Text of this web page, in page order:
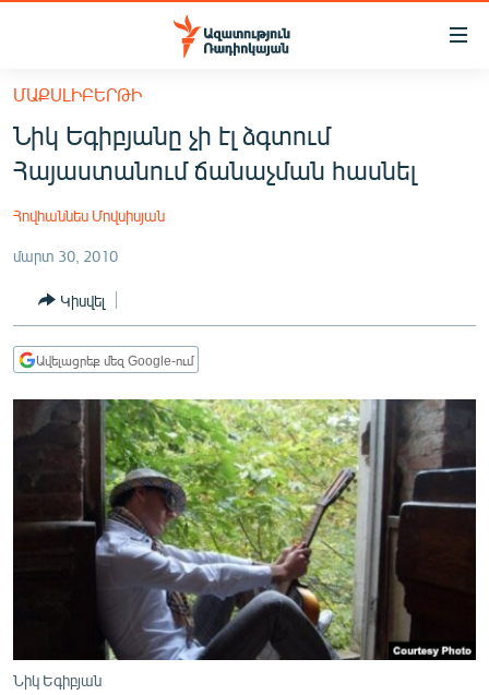
Մատչելիության
հիմնական
բովանդակությանը
Անցնել
հիմնական
մենյուին
ՀԱՅԱՍՏԱՆ
ՔԱՂԱՔԱԿԱՆ
ԸՆՏՐՈՒԹՅՈՒՆՆԵՐ 2026
ԻՐԱՎՈՒՆՔ
ՀԱՍԱՐԱԿՈՒԹՅՈՒՆ
ՏՆՏԵՍՈՒԹՅՈՒՆ
ՊԱՏԵՐԱԶՄԻ 6 ՇԱԲԱԹՆԵՐԸ
ՏԱՐԱԾԱՇՐՋԱՆ
ՄԻՋԱԶԳԱՅԻՆ
ՄՇԱԿՈՒՅԹ
ՄԵԿՆԱԲԱՆՈՒԹՅՈՒՆ
ՏՏ ԵՒ ԻՆՏԵՐՆԵՏ
ՄԱՔՍԼԻԲԵՐԹԻ
Նիկ Եգիբյանը չի էլ ձգտում
Հայաստանում ճանաչման հասնել
Հովհաննես Մովսիսյան
մարտ 30, 2010
Կիսվել
Ավելացրեք մեզ Google-ում
Նիկ Եգիբյան